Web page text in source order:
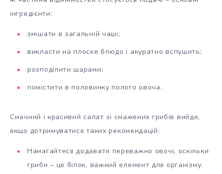
інгредієнти:
змішати в загальній чаші;
викласти на плоске блюдо і акуратно вспушить;
розподілити шарами;
помістити в половинку полого овоча.
Смачний і красивий салат зі смажених грибів вийде,
якщо дотримуватися таких рекомендацій:
Намагайтеся додавати переважно овочі, оскільки
гриби – це білок, важкий елемент для організму.